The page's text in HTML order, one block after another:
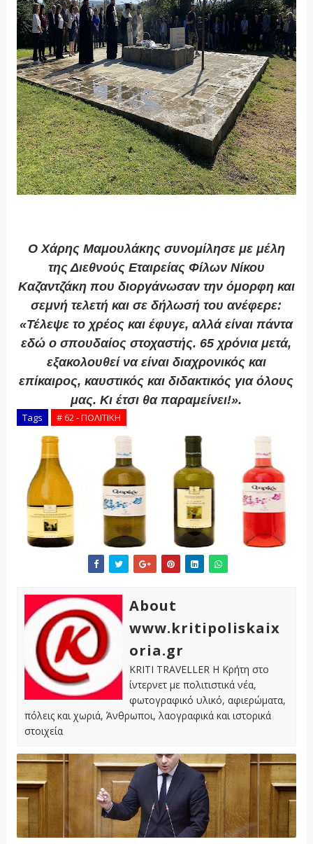
Ο Χάρης Μαμουλάκης συνομίλησε με μέλη
της Διεθνούς Εταιρείας Φίλων Νίκου
Καζαντζάκη που διοργάνωσαν την όμορφη και
σεμνή τελετή και σε δήλωσή του ανέφερε:
«Τέλεψε το χρέος και έφυγε, αλλά είναι πάντα
εδώ ο σπουδαίος στοχαστής. 65 χρόνια μετά,
εξακολουθεί να είναι διαχρονικός και
επίκαιρος, καυστικός και διδακτικός για όλους
μας. Κι έτσι θα παραμείνει!».
Tags # 62 - ΠΟΛΙΤΙΚΗ
About
www.kritipoliskaix
oria.gr
KRITI TRAVELLER Η Κρήτη στο
ίντερνετ με πολιτιστικά νέα,
φωτογραφικό υλικό, αφιερώματα,
πόλεις και χωριά, Άνθρωποι, λαογραφικά και ιστορικά
στοιχεία